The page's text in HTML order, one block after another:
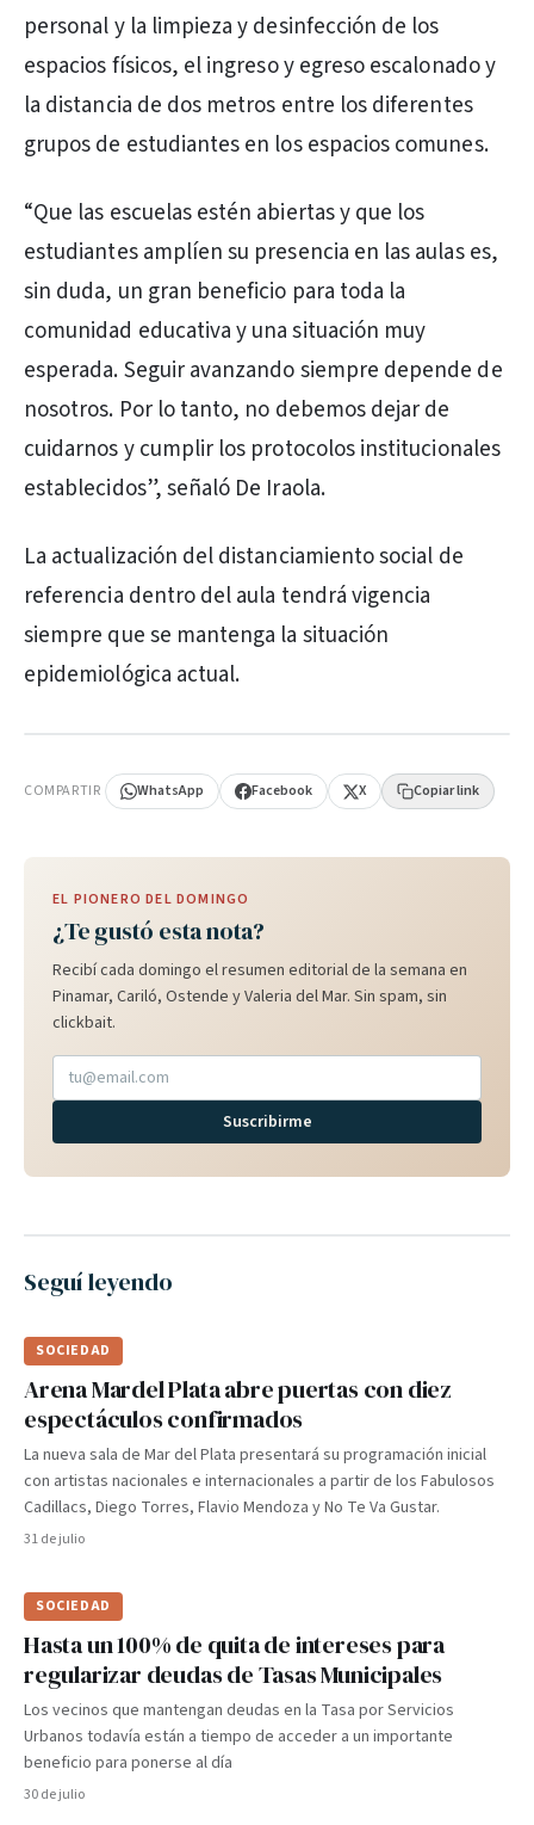
personal y la limpieza y desinfección de los
espacios físicos, el ingreso y egreso escalonado y
la distancia de dos metros entre los diferentes
grupos de estudiantes en los espacios comunes.
“Que las escuelas estén abiertas y que los
estudiantes amplíen su presencia en las aulas es,
sin duda, un gran beneficio para toda la
comunidad educativa y una situación muy
esperada. Seguir avanzando siempre depende de
nosotros. Por lo tanto, no debemos dejar de
cuidarnos y cumplir los protocolos institucionales
establecidos”, señaló De Iraola.
La actualización del distanciamiento social de
referencia dentro del aula tendrá vigencia
siempre que se mantenga la situación
epidemiológica actual.
COMPARTIR WhatsApp Facebook X Copiar link
EL PIONERO DEL DOMINGO
¿Te gustó esta nota?
Recibí cada domingo el resumen editorial de la semana en
Pinamar, Cariló, Ostende y Valeria del Mar. Sin spam, sin
clickbait.
Suscribirme
Seguí leyendo
SOCIEDAD
Arena Mardel Plata abre puertas con diez
espectáculos confirmados
La nueva sala de Mar del Plata presentará su programación inicial
con artistas nacionales e internacionales a partir de los Fabulosos
Cadillacs, Diego Torres, Flavio Mendoza y No Te Va Gustar.
31 de julio
SOCIEDAD
Hasta un 100% de quita de intereses para
regularizar deudas de Tasas Municipales
Los vecinos que mantengan deudas en la Tasa por Servicios
Urbanos todavía están a tiempo de acceder a un importante
beneficio para ponerse al día
30 de julio